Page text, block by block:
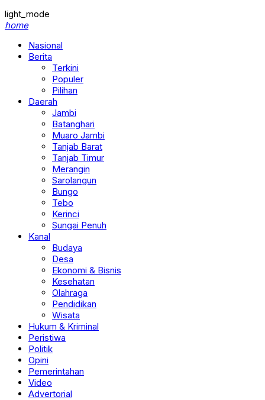
light_mode
home
Nasional
Berita
Terkini
Populer
Pilihan
Daerah
Jambi
Batanghari
Muaro Jambi
Tanjab Barat
Tanjab Timur
Merangin
Sarolangun
Bungo
Tebo
Kerinci
Sungai Penuh
Kanal
Budaya
Desa
Ekonomi & Bisnis
Kesehatan
Olahraga
Pendidikan
Wisata
Hukum & Kriminal
Peristiwa
Politik
Opini
Pemerintahan
Video
Advertorial